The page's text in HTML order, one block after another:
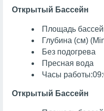
Открытый Бассейн
Площадь
Глубина (см)
Без подогрева
Пресная вода
Часы
Открытый Бассейн